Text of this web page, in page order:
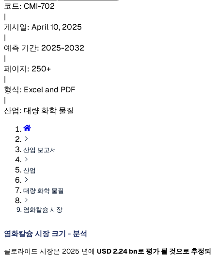
코드: CMI-702
|
게시일: April 10, 2025
|
예측 기간: 2025-2032
|
페이지: 250+
|
형식: Excel and PDF
|
산업: 대량 화학 물질
산업 보고서
산업
대량 화학 물질
염화칼슘 시장
염화칼슘 시장 크기 - 분석
클로라이드 시장은 2025 년에 USD 2.24 bn로 평가 될 것으로 추정되